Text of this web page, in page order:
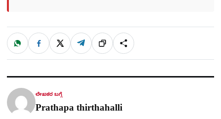
ಹಂಚಿಕೊಳ್ಳಿ
W
a
t
p
F
c
e
o
X T
l
e
a
ಲಿಂ
ಕ್
S
h
a
ಲೇಖಕರ ಬಗ್ಗೆ
Prathapa thirthahalli